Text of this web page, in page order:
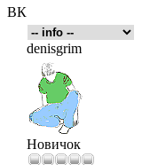
ВК
denisgrim
Новичок